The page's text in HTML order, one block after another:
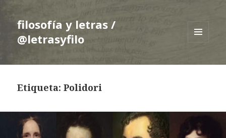
filosofía y letras /
@letrasyfilo
WIDGETS
Etiqueta:Polidori